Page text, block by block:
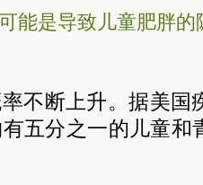
能是导致儿童肥胖的
不断上升。据美国
五分之一的儿童和